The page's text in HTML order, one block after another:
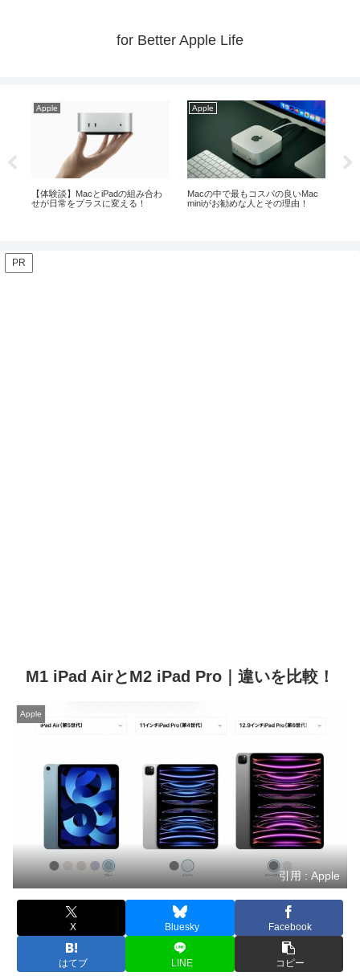
for Better Apple Life
コスパの良いMac
人とその理由！
今お勧めのM4 Mac mini！お勧めの
周辺機器がこれ！
Apple
iPad ProとAirの13インチ
どの方におすすめはこれ
PR
M1 iPad AirとM2 iPad Pro｜違いを比較！
Apple
引用 : Apple
X Bluesky Facebook
はてブ LINE コピー